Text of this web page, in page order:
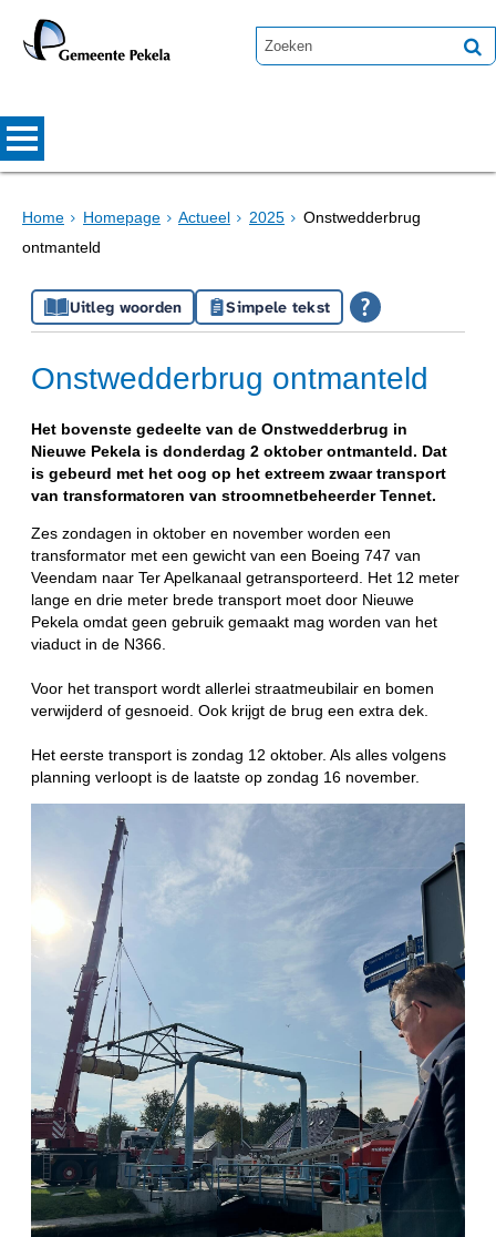
Home Homepage Actueel 2025
Onstwedderbrug
ontmanteld
Uitleg woorden Simpele tekst
Onstwedderbrug ontmanteld
Het bovenste gedeelte van de Onstwedderbrug in
Nieuwe Pekela is donderdag 2 oktober ontmanteld. Dat
is gebeurd met het oog op het extreem zwaar transport
van transformatoren van stroomnetbeheerder Tennet.
Zes zondagen in oktober en november worden een
transformator met een gewicht van een Boeing 747 van
Veendam naar Ter Apelkanaal getransporteerd. Het 12 meter
lange en drie meter brede transport moet door Nieuwe
Pekela omdat geen gebruik gemaakt mag worden van het
viaduct in de N366.
Voor het transport wordt allerlei straatmeubilair en bomen
verwijderd of gesnoeid. Ook krijgt de brug een extra dek.
Het eerste transport is zondag 12 oktober. Als alles volgens
planning verloopt is de laatste op zondag 16 november.